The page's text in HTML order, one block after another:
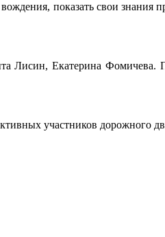
показать свои знания
Лисин, Екатерина Фомичева.
участников дорожного